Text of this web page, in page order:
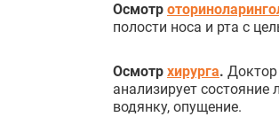
Осмотр
полости носа и рта с
Осмотр хирурга.
анализирует
водянку, опущение.